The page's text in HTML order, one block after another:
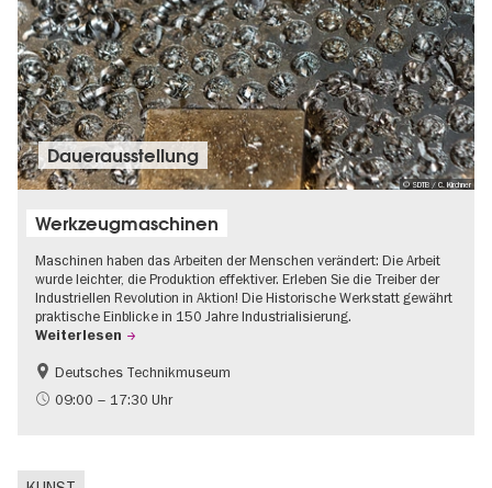
© SDTB / C. Kirchner
Dauer­aus­stel­lung
Werkzeugmaschinen
Maschinen haben das Arbeiten der Menschen verändert: Die Arbeit
wurde leichter, die Produktion effektiver. Erleben Sie die Treiber der
Industriellen Revolution in Aktion! Die Historische Werkstatt gewährt
praktische Einblicke in 150 Jahre Industrialisierung.
Weiterlesen
Geschichte
Deutsches Technikmuseum
09:00 – 17:30 Uhr